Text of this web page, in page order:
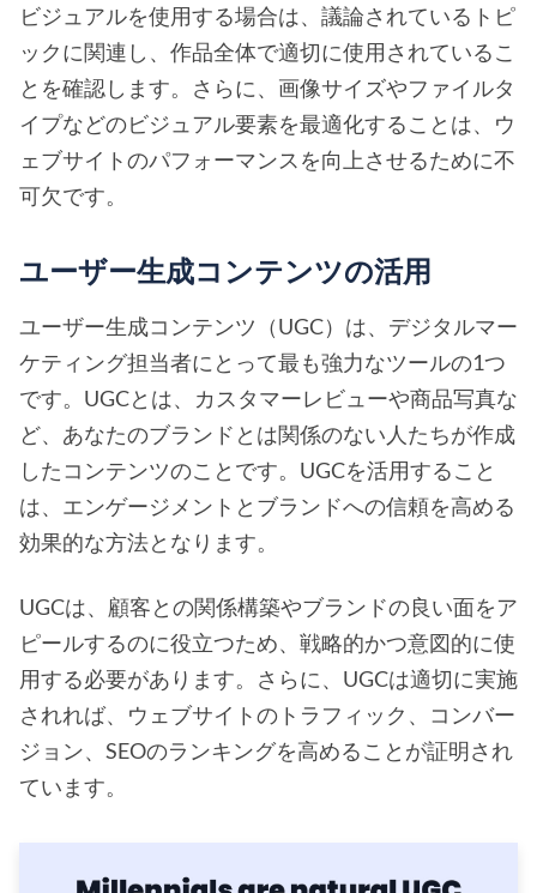
ビジュアルを使用する場合は、議論されているトピ
ックに関連し、作品全体で適切に使用されているこ
とを確認します。さらに、画像サイズやファイルタ
イプなどのビジュアル要素を最適化することは、ウ
ェブサイトのパフォーマンスを向上させるために不
可欠です。
ユーザー生成コンテンツの活用
ユーザー生成コンテンツ（UGC）は、デジタルマー
ケティング担当者にとって最も強力なツールの1つ
です。UGCとは、カスタマーレビューや商品写真な
ど、あなたのブランドとは関係のない人たちが作成
したコンテンツのことです。UGCを活用すること
は、エンゲージメントとブランドへの信頼を高める
効果的な方法となります。
UGCは、顧客との関係構築やブランドの良い面をア
ピールするのに役立つため、戦略的かつ意図的に使
用する必要があります。さらに、UGCは適切に実施
されれば、ウェブサイトのトラフィック、コンバー
ジョン、SEOのランキングを高めることが証明され
ています。